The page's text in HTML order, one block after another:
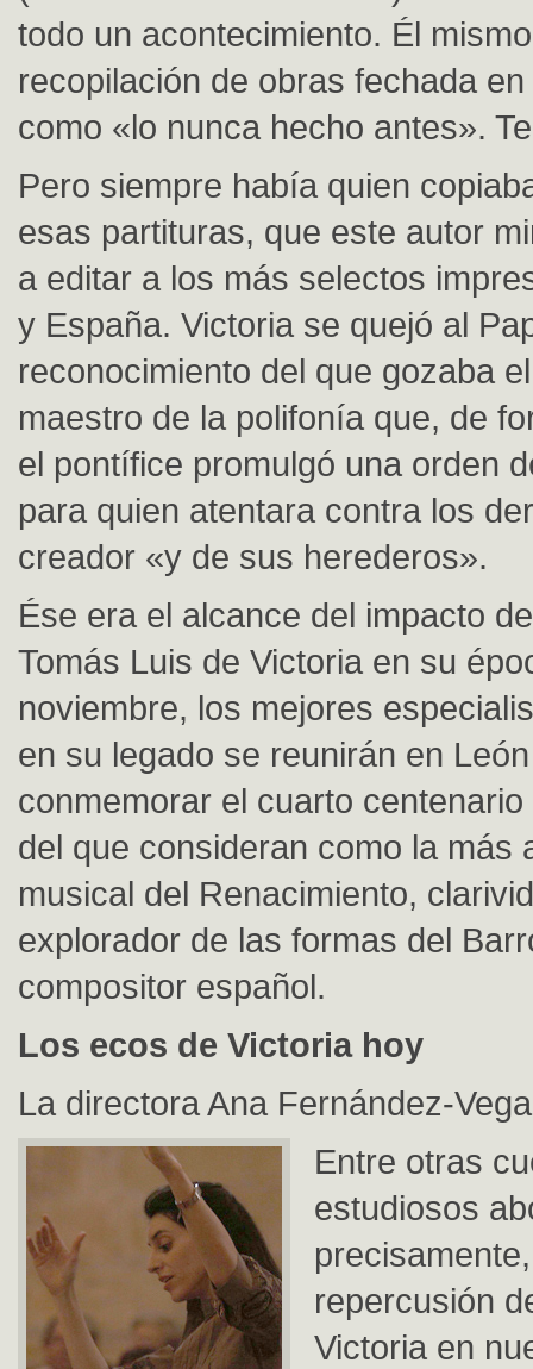
todo un acontecimiento. Él
recopilación de obras fechada
como «lo nunca hecho antes».
Pero siempre había quien
esas partituras, que este autor
a editar a los más selectos
y España. Victoria se quejó al
reconocimiento del que gozaba
maestro de la polifonía que, de
el pontífice promulgó una orden
para quien atentara contra los
creador «y de sus herederos».
Ése era el alcance del impacto
Tomás Luis de Victoria en su
noviembre, los mejores
en su legado se reunirán en
conmemorar el cuarto
del que consideran como la más
musical del Renacimiento,
explorador de las formas del
compositor español.
Los ecos de Victoria hoy
La directora Ana Fernández-Vega
Entre otras
estudiosos
repercusión
Victoria en